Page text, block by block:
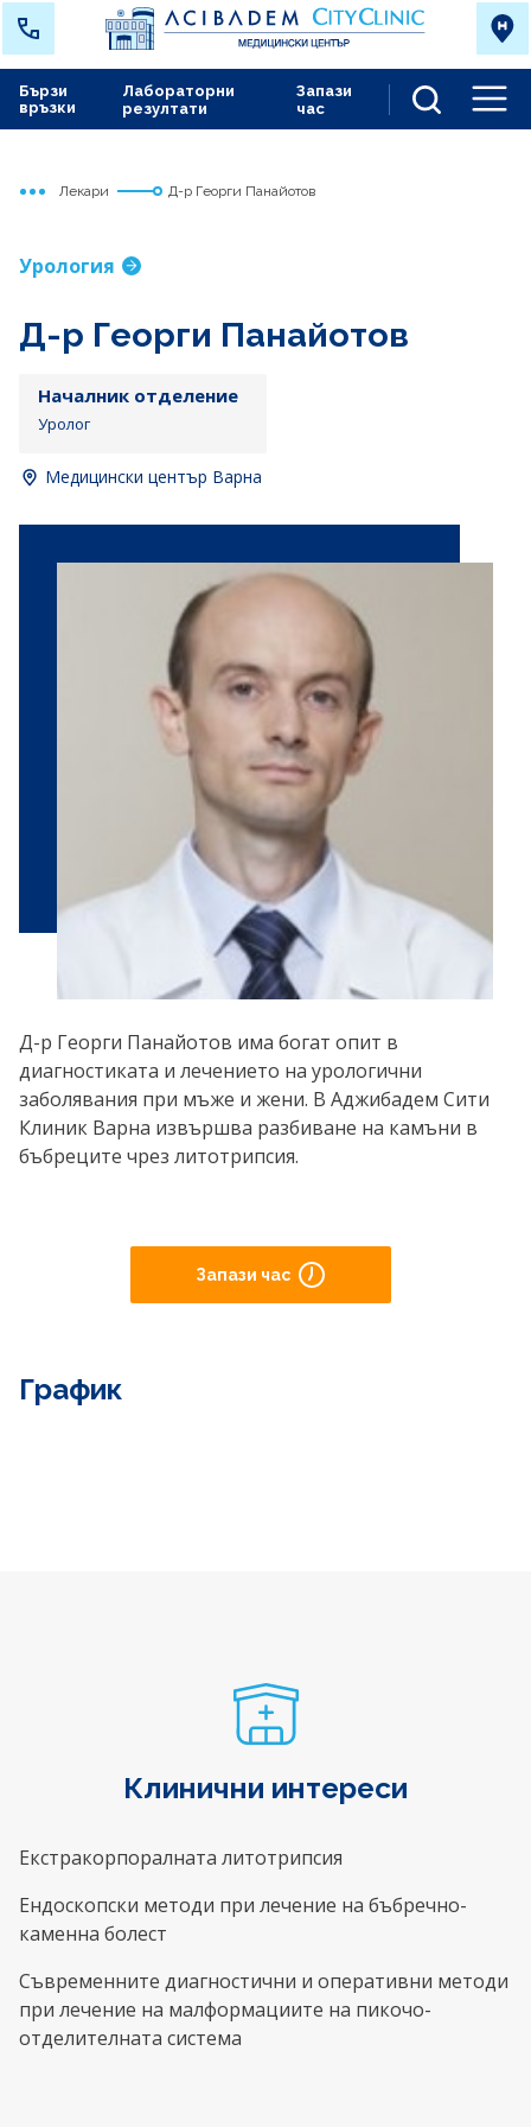
Лабораторни
резултати
Запази
час
Бързи
връзки
Начало
Варна
Лекари Д-р Георги Панайотов
Урология
Д-р Георги Панайотов
Началник отделение
Уролог
Медицински център Варна
Д-р Георги Панайотов има богат опит в
диагностиката и лечението на урологични
заболявания при мъже и жени. В Аджибадем Сити
Клиник Варна извършва разбиване на камъни в
бъбреците чрез литотрипсия.
Запази час
График
Клинични интереси
Екстракорпоралната литотрипсия
Ендоскопски методи при лечение на бъбречно-
каменна болест
Съвременните диагностични и оперативни методи
при лечение на малформациите на пикочо-
отделителната система